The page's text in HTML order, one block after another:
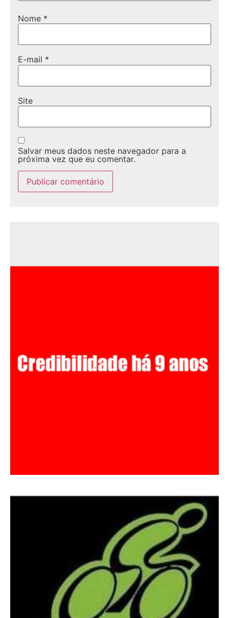
Nome *
E-mail *
Site
Salvar meus dados neste navegador para a
próxima vez que eu comentar.